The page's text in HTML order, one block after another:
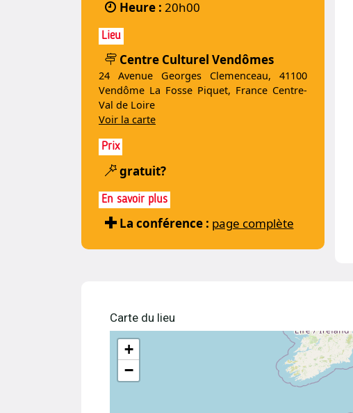
Heure : 20h00
Lieu
Centre Culturel Vendômes
24 Avenue Georges Clemenceau, 41100
Vendôme La Fosse Piquet, France Centre-
Val de Loire
Voir la carte
Prix
gratuit?
En savoir plus
La conférence : page complète
Carte du lieu
+
−